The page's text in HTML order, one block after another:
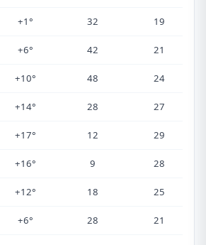
+1° 32 19
+6° 42 21
+10° 48 24
+14° 28 27
+17° 12 29
+16° 9 28
+12° 18 25
+6° 28 21